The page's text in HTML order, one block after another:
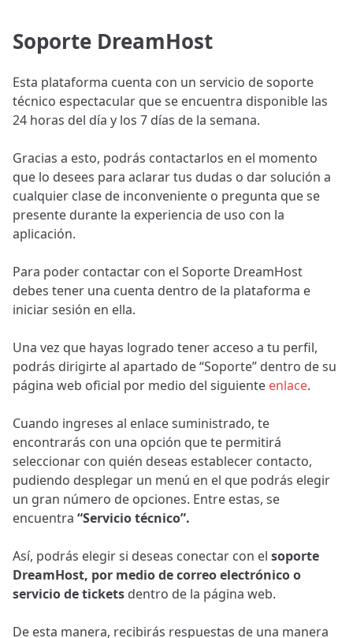
Soporte DreamHost
Esta plataforma cuenta con un servicio de soporte
técnico espectacular que se encuentra disponible las
24 horas del día y los 7 días de la semana.
Gracias a esto, podrás contactarlos en el momento
que lo desees para aclarar tus dudas o dar solución a
cualquier clase de inconveniente o pregunta que se
presente durante la experiencia de uso con la
aplicación.
Para poder contactar con el Soporte DreamHost
debes tener una cuenta dentro de la plataforma e
iniciar sesión en ella.
Una vez que hayas logrado tener acceso a tu perfil,
podrás dirigirte al apartado de “Soporte” dentro de su
página web oficial por medio del siguiente enlace.
Cuando ingreses al enlace suministrado, te
encontrarás con una opción que te permitirá
seleccionar con quién deseas establecer contacto,
pudiendo desplegar un menú en el que podrás elegir
un gran número de opciones. Entre estas, se
encuentra “Servicio técnico”.
Así, podrás elegir si deseas conectar con el soporte
DreamHost, por medio de correo electrónico o
servicio de tickets dentro de la página web.
De esta manera, recibirás respuestas de una manera